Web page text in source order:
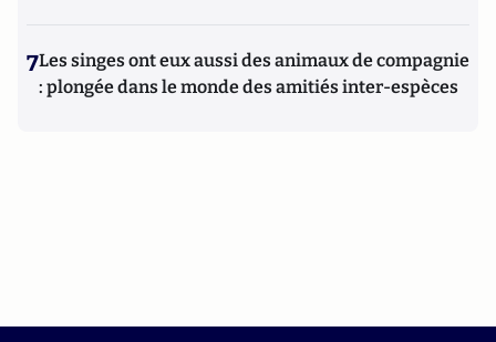
7Les singes ont eux aussi des animaux de compagnie
: plongée dans le monde des amitiés inter-espèces